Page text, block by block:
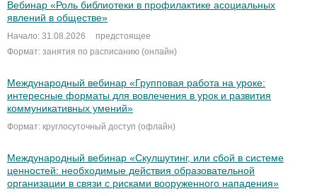
Вебинар «Роль библиотеки в профилактике асоциальных
явлений в обществе»
Начало: 31.08.2026
предстоящее
Формат: занятия по расписанию (онлайн)
Международный вебинар «Групповая работа на уроке:
интересные форматы для вовлечения в урок и развития
коммуникативных умений»
Формат: круглосуточный доступ (офлайн)
Международный вебинар «Скулшутинг, или сбой в системе
ценностей: необходимые действия образовательной
организации в связи с рисками вооруженного нападения»